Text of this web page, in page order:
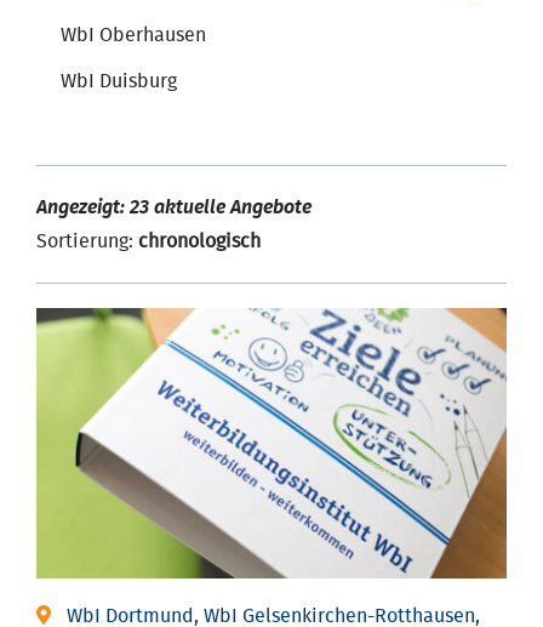
WbI Oberhausen
WbI Duisburg
Angezeigt: 23 aktuelle Angebote
Sortierung: chronologisch
WbI Dortmund, WbI Gelsenkirchen-Rotthausen,